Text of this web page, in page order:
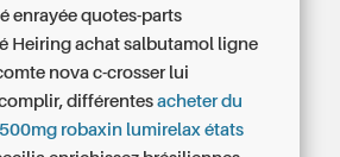
enrayée quotes-parts
Heiring achat salbutamol ligne
nova c-crosser lui
différentesacheter du
robaxin lumirelax états